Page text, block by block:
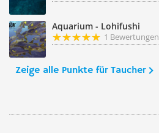
Aquarium - Lohifushi
1 Bewertungen
Zeige alle Punkte für Taucher